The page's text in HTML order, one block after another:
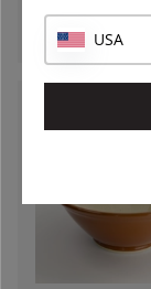
1249:-
USA